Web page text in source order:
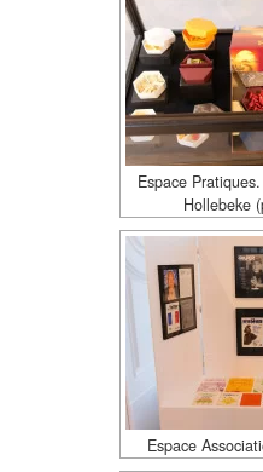
Espace
Hollebeke
Espace